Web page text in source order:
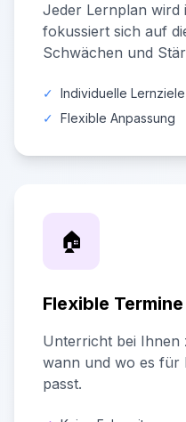
Jeder Lernplan wird
fokussiert sich auf
Schwächen und
✓ Individuelle Lernziele
✓ Flexible Anpassung
🏠
Flexible Termine
Unterricht bei Ihnen
wann und wo es für
passt.